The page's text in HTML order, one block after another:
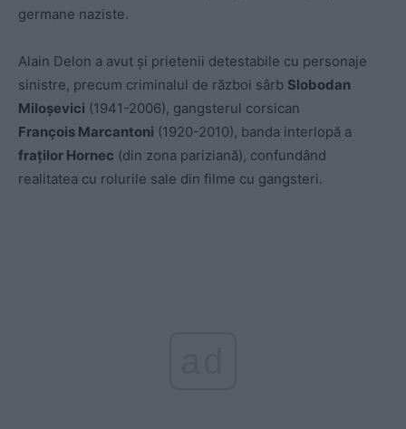
germane naziste.
Alain Delon a avut și prietenii detestabile cu personaje
sinistre, precum criminalul de război sârb Slobodan
Miloșevici (1941-2006), gangsterul corsican
François Marcantoni (1920-2010), banda interlopă a
fraților Hornec (din zona pariziană), confundând
realitatea cu rolurile sale din filme cu gangsteri.